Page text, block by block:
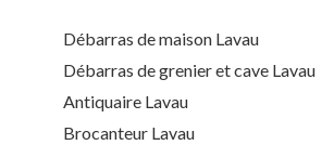
Débarras de maison Lavau
Débarras de grenier et cave Lavau
Antiquaire Lavau
Brocanteur Lavau